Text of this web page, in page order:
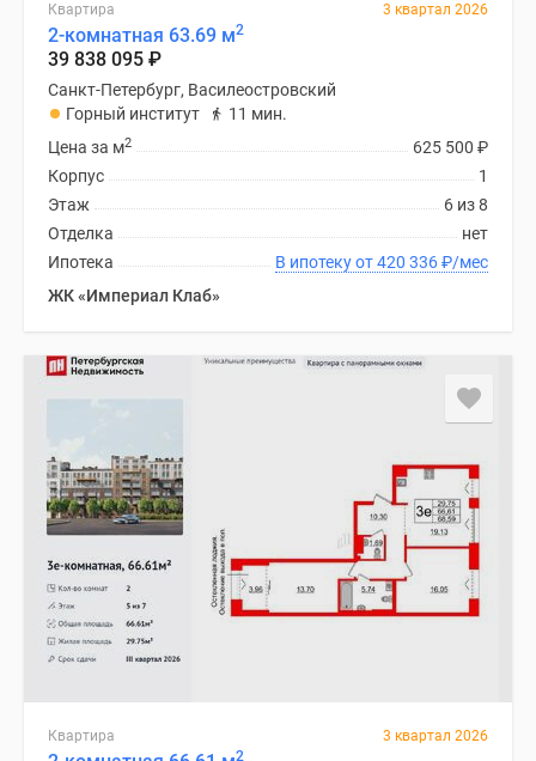
Квартира 3 квартал 2026
2-комнатная 63.69 м2
39 838 095 ₽
Санкт-Петербург, Василеостровский
Горный институт
11 мин.
625 500 ₽
Цена за м2
1
Корпус
6 из 8
Этаж
нет
Отделка
В ипотеку от 420 336₽/мес
Ипотека
ЖК «Империал Клаб»
Квартира 3 квартал 2026
2